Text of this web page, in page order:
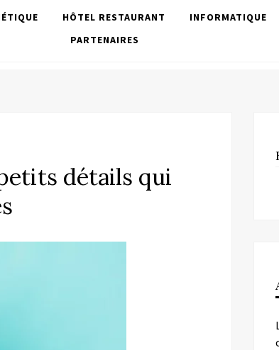
HÔTEL RESTAURANT INFORMATIQUE
PARTENAIRES
détails qui